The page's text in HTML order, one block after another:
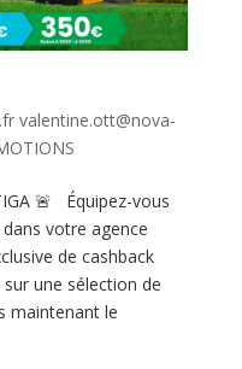
valentine.ott@nova-
🚨 Équipez-vous
votre agence
de cashback
une sélection de
maintenant le